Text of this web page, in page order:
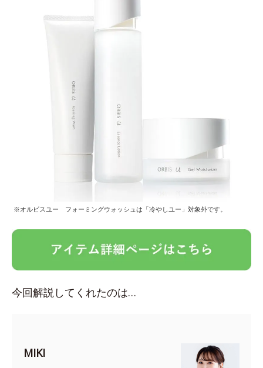
※オルビスユー フォーミングウォッシュは「冷やしユー」対象外です。
今回解説してくれたのは…
MIKI